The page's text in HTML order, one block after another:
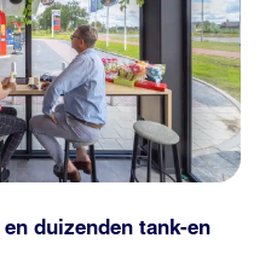
en duizenden tank-en